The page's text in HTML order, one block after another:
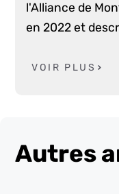
l'Alliance de
en 2022 et
VOIR PLUS
Autres